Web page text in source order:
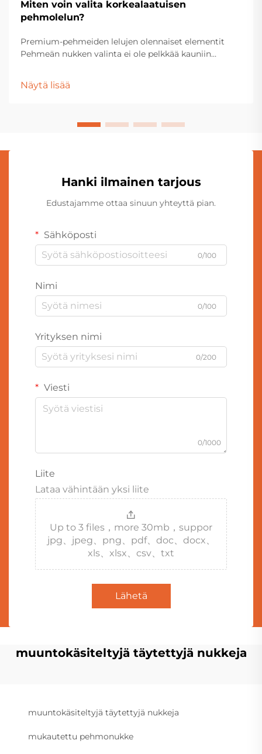
Miten voin valita korkealaatuisen
pehmolelun?
Premium-pehmeiden lelujen olennaiset elementit
Pehmeän nukken valinta ei ole pelkkää kauniin
lelulaatikoissa ja aikuisten keräilijöiden näyttelyissä.
Näytä lisää
Hanki ilmainen tarjous
Edustajamme ottaa sinuun yhteyttä pian.
Sähköposti
0/100
Nimi
0/100
Yrityksen nimi
0/200
Viesti
0/1000
Liite
Lataa vähintään yksi liite
Up to 3 files，more 30mb，suppor
jpg、jpeg、png、pdf、doc、docx、
xls、xlsx、csv、txt
Lähetä
muuntokäsiteltyjä täytettyjä nukkeja
muuntokäsiteltyjä täytettyjä nukkeja
mukautettu pehmonukke